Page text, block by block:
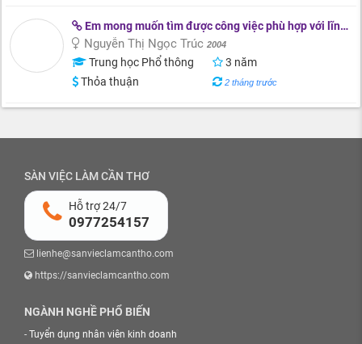
Em mong muốn tìm được công việc phù hợp với lĩnh vực em có kinh nghiệm. Và em có thể chủ động học hỏi tiếp thu thêm kiến thức mới liên quan đến ngành nghề em làm trong tương lai.
Nguyễn Thị Ngọc Trúc 2004
Trung học Phổ thông
3 năm
Thỏa thuận
2 tháng trước
SÀN VIỆC LÀM CẦN THƠ
Hỗ trợ 24/7
0977254157
lienhe@sanvieclamcantho.com
https://sanvieclamcantho.com
NGÀNH NGHỀ PHỔ BIẾN
- Tuyển dụng nhân viên kinh doanh